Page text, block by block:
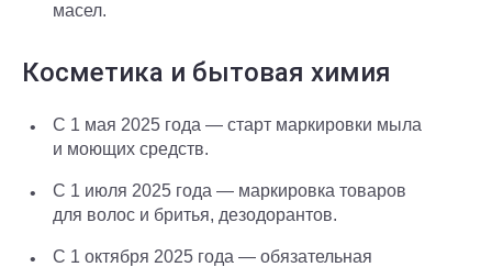
масел.
Косметика и бытовая химия
С 1 мая 2025 года — старт маркировки мыла
и моющих средств.
С 1 июля 2025 года — маркировка товаров
для волос и бритья, дезодорантов.
С 1 октября 2025 года — обязательная